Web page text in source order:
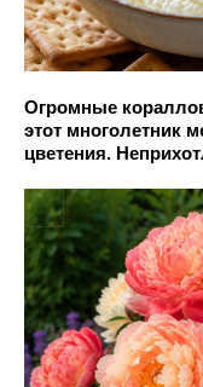
Огромные
этот многолетник
цветения.